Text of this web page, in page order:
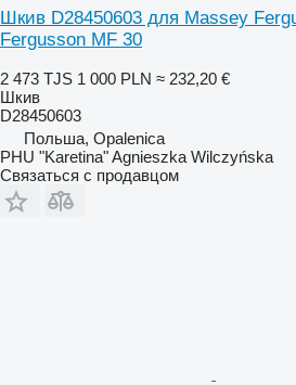
Шкив D28450603 для Massey
Fergusson MF 30
2 473 TJS 1 000 PLN ≈ 232,20 €
Шкив
D28450603
Польша, Opalenica
PHU "Karetina" Agnieszka Wilczyńska
Связаться с продавцом